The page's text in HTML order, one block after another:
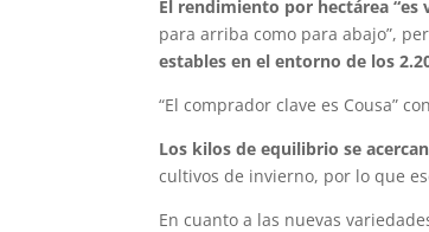
El rendimiento por hectárea “es
para arriba como para abajo”,
estables en el entorno de los
“El comprador clave es Cousa”
Los kilos de equilibrio se
cultivos de invierno, por lo que
En cuanto a las nuevas